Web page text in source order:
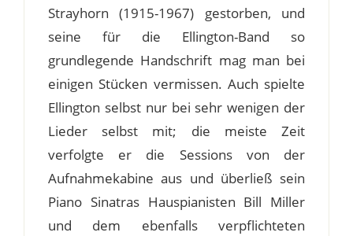
Strayhorn (1915-1967) gestorben, und
seine für die Ellington-Band so
grundlegende Handschrift mag man bei
einigen Stücken vermissen. Auch spielte
Ellington selbst nur bei sehr wenigen der
Lieder selbst mit; die meiste Zeit
verfolgte er die Sessions von der
Aufnahmekabine aus und überließ sein
Piano Sinatras Hauspianisten Bill Miller
und dem ebenfalls verpflichteten